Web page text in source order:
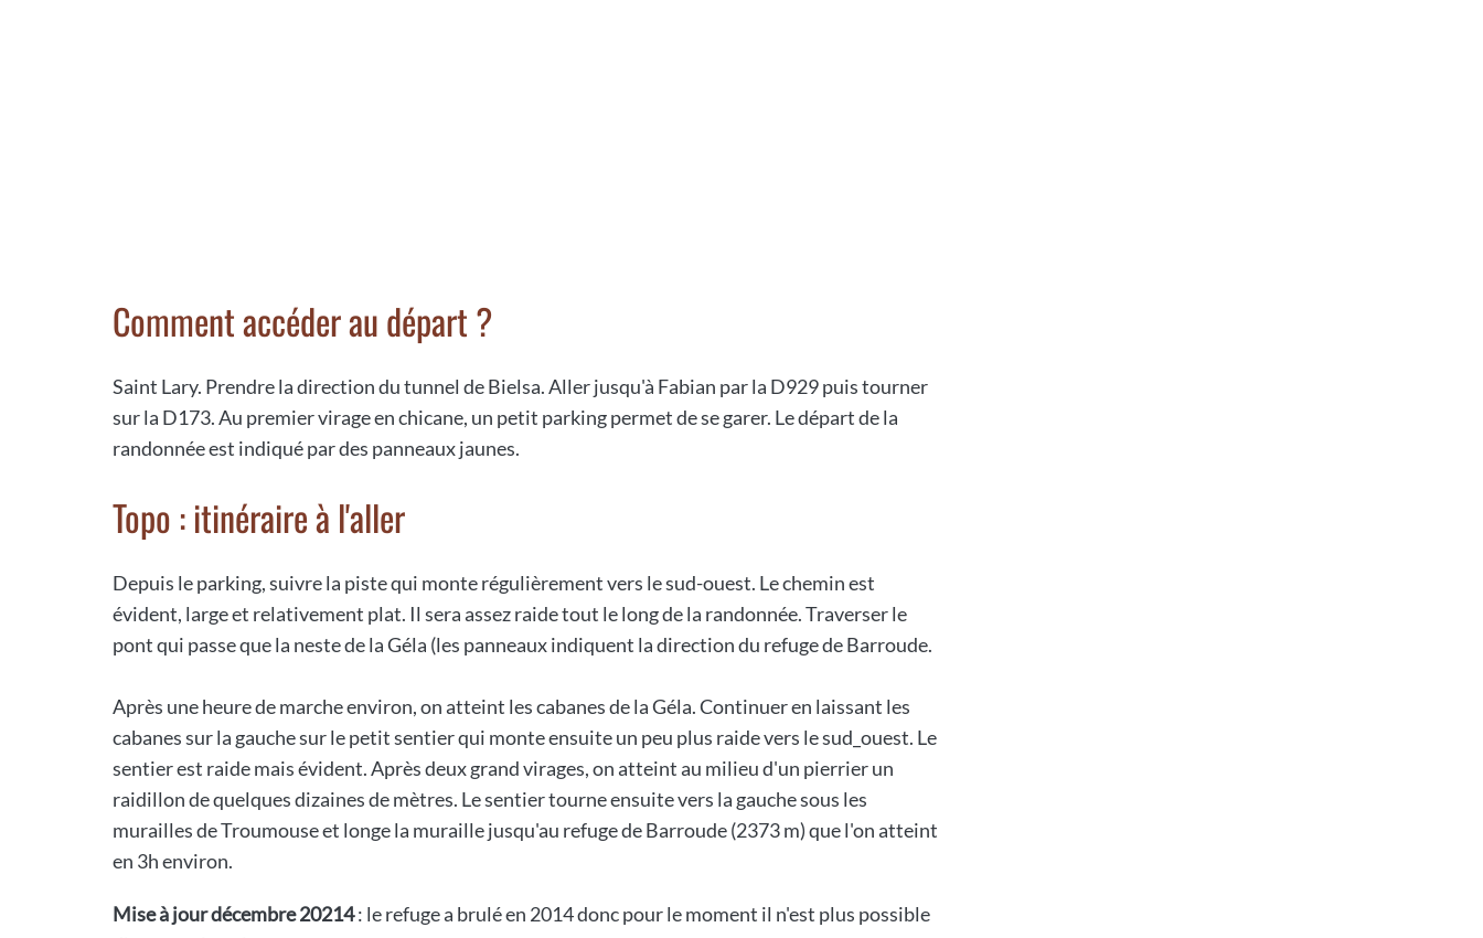
Comment accéder au départ ?
Saint Lary. Prendre la direction du tunnel de Bielsa. Aller jusqu'à Fabian par la D929 puis tourner
sur la D173. Au premier virage en chicane, un petit parking permet de se garer. Le départ de la
randonnée est indiqué par des panneaux jaunes.
Topo : itinéraire à l'aller
Depuis le parking, suivre la piste qui monte régulièrement vers le sud-ouest. Le chemin est
évident, large et relativement plat. Il sera assez raide tout le long de la randonnée. Traverser le
pont qui passe que la neste de la Géla (les panneaux indiquent la direction du refuge de Barroude.
Après une heure de marche environ, on atteint les cabanes de la Géla. Continuer en laissant les
cabanes sur la gauche sur le petit sentier qui monte ensuite un peu plus raide vers le sud_ouest. Le
sentier est raide mais évident. Après deux grand virages, on atteint au milieu d'un pierrier un
raidillon de quelques dizaines de mètres. Le sentier tourne ensuite vers la gauche sous les
murailles de Troumouse et longe la muraille jusqu'au refuge de Barroude (2373 m) que l'on atteint
en 3h environ.
Mise à jour décembre 20214: le refuge a brulé en 2014 donc pour le moment il n'est plus possible